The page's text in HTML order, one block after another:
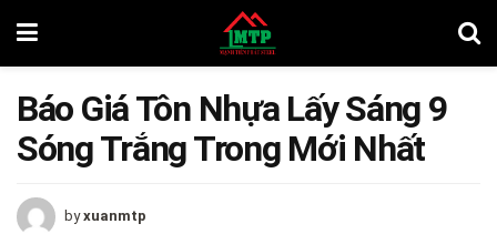
Báo Giá Tôn Nhựa Lấy Sáng 9
Sóng Trắng Trong Mới Nhất
by xuanmtp